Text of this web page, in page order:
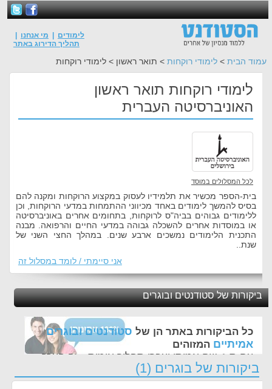
לימודים מי אנחנו
תהליך הדירוג באתר
עמוד הבית > לימודי רוקחות > תואר ראשון > לימודי רוקחות
לימודי רוקחות תואר ראשון
האוניברסיטה העברית
לכל המסלולים במוסד
בית-הספר מכשיר את תלמידיו לעסוק במקצוע הרוקחות ומקנה להם
בסיס להמשך לימודים באחד מכיווני ההתמחות במדעי הרוקחות, וכן
ללימודים גבוהים בביה"ס לרוקחות, בתחומים אחרים באוניברסיטה
או במוסדות אחרים להשכלה גבוהה במדעי החיים והרפואה. מבנה
התכנית הלימודים נמשכים ארבע שנים. במהלך החצי השני של
שנת..
אני סיימתי / לומד במסלול זה
ביקורות של סטודנטים ובוגרים
כל הביקורות באתר הן של סטודנטים ובוגרים
אמיתיים המזוהים
עם ת.ז, שם אמיתי ועברו תהליך אימות - זה הערך
החשוב לנו ביותר באתר
ביקורות של בוגרים (1)